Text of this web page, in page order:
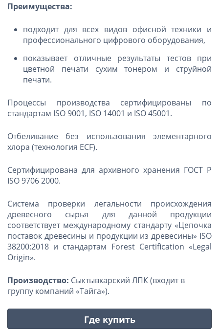
Преимущества:
подходит для всех видов офисной техники и
профессионального цифрового оборудования,
показывает отличные результаты тестов при
цветной печати сухим тонером и струйной
печати.
Процессы производства сертифицированы по
стандартам ISO 9001, ISO 14001 и ISO 45001.
Отбеливание без использования элементарного
хлора (технология ECF).
Сертифицирована для архивного хранения ГОСТ Р
ISO 9706 2000.
Система проверки легальности происхождения
древесного сырья для данной продукции
соответствует международному стандарту «Цепочка
поставок древесины и продукции из древесины» ISO
38200:2018 и стандартам Forest Certification «Legal
Origin».
Производство: Сыктывкарский ЛПК (входит в
группу компаний «Тайга»).
Где купить